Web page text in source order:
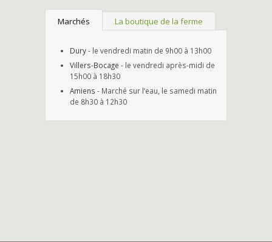
Marchés La boutique de la ferme
Dury- le vendredi matin de 9h00 à 13h00
Villers-Bocage - le vendredi après-midi de
15h00 à 18h30
Amiens - Marché sur l’eau, le samedi matin
de 8h30 à 12h30